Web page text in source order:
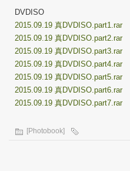
DVDISO
2015.09.19 真DVDISO.part1.rar
2015.09.19 真DVDISO.part2.rar
2015.09.19 真DVDISO.part3.rar
2015.09.19 真DVDISO.part4.rar
2015.09.19 真DVDISO.part5.rar
2015.09.19 真DVDISO.part6.rar
2015.09.19 真DVDISO.part7.rar
[Photobook]